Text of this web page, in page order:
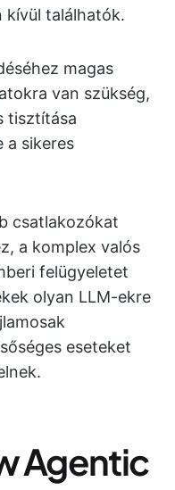
kívül találhatók.
magas
van szükség,
tisztítása
a sikeres
csatlakozókat
a komplex valós
felügyeletet
olyan LLM-ekre
eseteket
Agentic